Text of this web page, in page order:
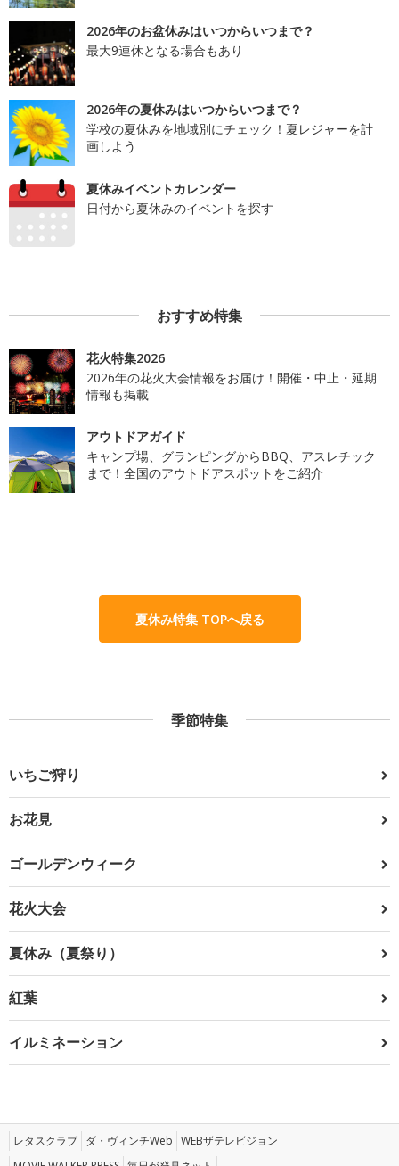
2026年のお盆休みはいつからいつまで？
最大9連休となる場合もあり
2026年の夏休みはいつからいつまで？
学校の夏休みを地域別にチェック！夏レジャーを計
画しよう
夏休みイベントカレンダー
日付から夏休みのイベントを探す
おすすめ特集
花火特集2026
2026年の花火大会情報をお届け！開催・中止・延期
情報も掲載
アウトドアガイド
キャンプ場、グランピングからBBQ、アスレチック
まで！全国のアウトドアスポットをご紹介
夏休み特集 TOPへ戻る
季節特集
いちご狩り
お花見
ゴールデンウィーク
花火大会
夏休み（夏祭り）
紅葉
イルミネーション
レタスクラブ ダ・ヴィンチWeb WEBザテレビジョン